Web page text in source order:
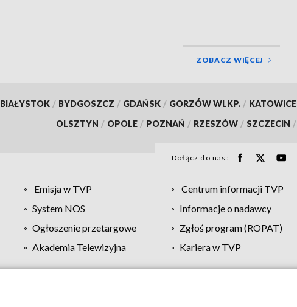
ZOBACZ WIĘCEJ
BIAŁYSTOK / BYDGOSZCZ / GDAŃSK / GORZÓW WLKP. / KATOWICE
OLSZTYN / OPOLE / POZNAŃ / RZESZÓW / SZCZECIN /
Dołącz do nas:
Emisja w TVP Centrum informacji TVP
System NOS Informacje o nadawcy
Ogłoszenie przetargowe Zgłoś program (ROPAT)
Akademia Telewizyjna Kariera w TVP